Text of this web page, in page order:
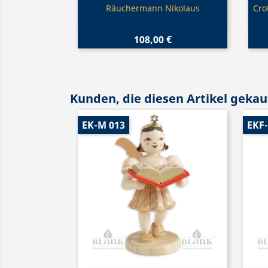
Vorschau
Räuchermann Nikolaus
108,00 €
Kunden, die diesen Artikel
EK-M 013